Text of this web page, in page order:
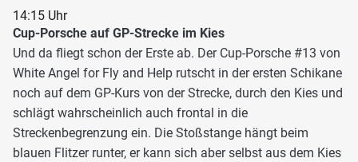
14:15 Uhr
Cup-Porsche auf GP-Strecke im Kies
Und da fliegt schon der Erste ab. Der Cup-Porsche #13 von
White Angel for Fly and Help rutscht in der ersten Schikane
noch auf dem GP-Kurs von der Strecke, durch den Kies und
schlägt wahrscheinlich auch frontal in die
Streckenbegrenzung ein. Die Stoßstange hängt beim
blauen Flitzer runter, er kann sich aber selbst aus dem Kies